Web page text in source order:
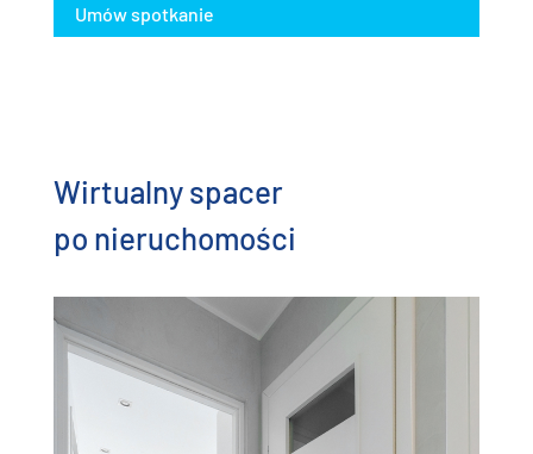
Umów spotkanie
Wirtualny spacer
po nieruchomości